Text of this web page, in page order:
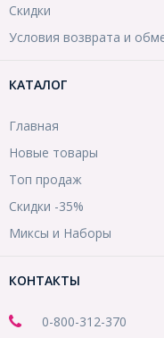
Скидки
Условия возврата и
КАТАЛОГ
Главная
Новые товары
Топ продаж
Скидки -35%
Миксы и Наборы
КОНТАКТЫ
0-800-312-370